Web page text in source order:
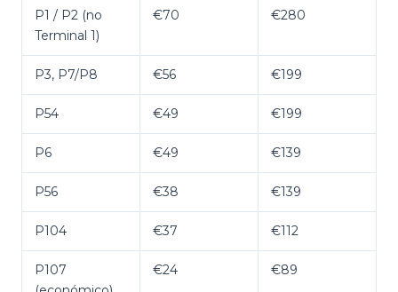
P1 / P2 (no
Terminal 1)
€70 €280
P3, P7/P8 €56 €199
P54 €49 €199
P6 €49 €139
P56 €38 €139
P104 €37 €112
P107
€24 €89